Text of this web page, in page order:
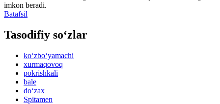
imkon beradi.
Batafsil
Tasodifiy so‘zlar
ko‘zbo‘yamachi
xurmaqovoq
pokrishkali
bale
do‘zax
Spitamen